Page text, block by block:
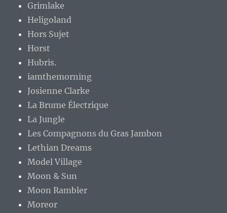
Grimlake
Heligoland
Hors Sujet
Horst
Hubris.
iamthemorning
Josienne Clarke
La Brume Électrique
La Jungle
Les Compagnons du Gras Jambon
Lethian Dreams
Model Village
Moon & Sun
Moon Rambler
Moreor